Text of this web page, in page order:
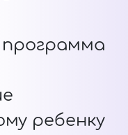
ребенку